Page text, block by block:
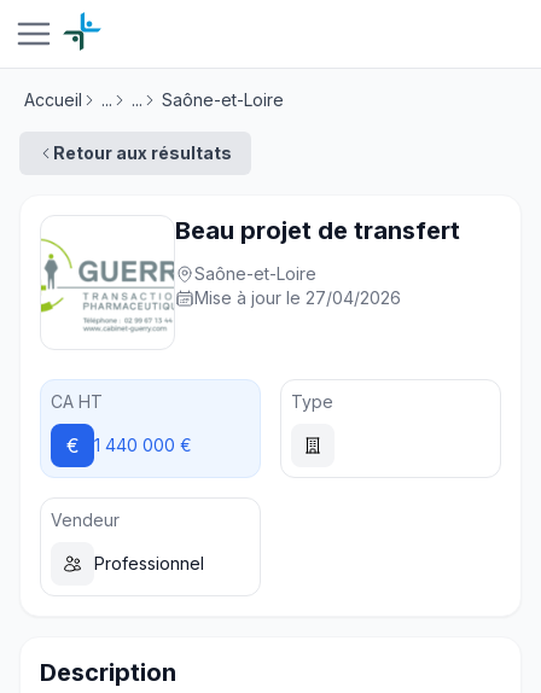
Accueil ... ... Saône-et-Loire
Retour aux résultats
Beau projet de transfert
Saône-et-Loire
Mise à jour le 27/04/2026
CA HT
€ 1 440 000 €
Type
Vendeur
Professionnel
Description